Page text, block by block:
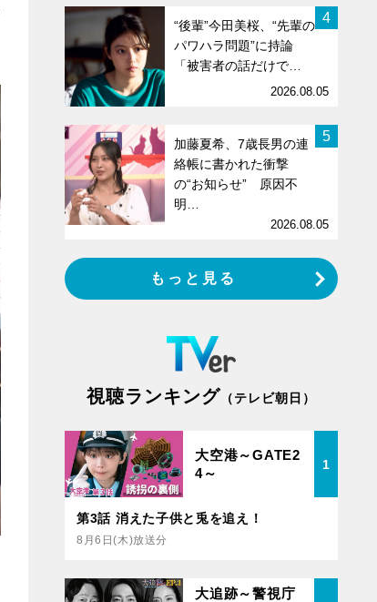
4
“後輩”今田美桜、“先輩の
パワハラ問題”に持論
「被害者の話だけで…
2026.08.05
5
加藤夏希、7歳長男の連
絡帳に書かれた衝撃
の“お知らせ” 原因不
明…
2026.08.05
もっと見る
視聴ランキング （テレビ朝日）
大空港～GATE2
4～
1
第3話 消えた子供と兎を追え！
8月6日(木)放送分
大追跡～警視庁